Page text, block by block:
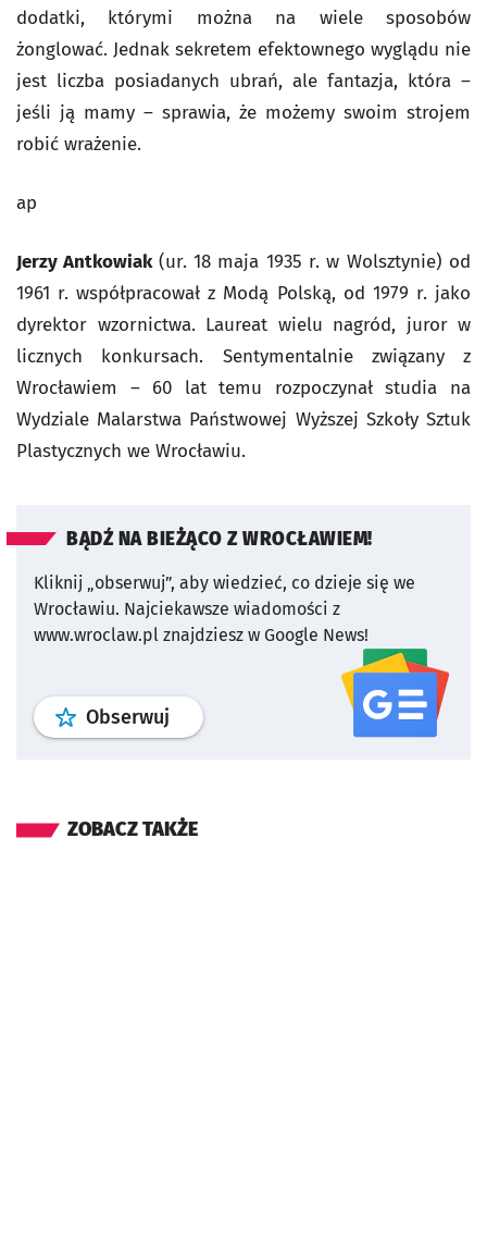
dodatki, którymi można na wiele sposobów
żonglować. Jednak sekretem efektownego wyglądu nie
jest liczba posiadanych ubrań, ale fantazja, która –
jeśli ją mamy – sprawia, że możemy swoim strojem
robić wrażenie.
ap
Jerzy Antkowiak (ur. 18 maja 1935 r. w Wolsztynie) od
1961 r. współpracował z Modą Polską, od 1979 r. jako
dyrektor wzornictwa. Laureat wielu nagród, juror w
licznych konkursach. Sentymentalnie związany z
Wrocławiem – 60 lat temu rozpoczynał studia na
Wydziale Malarstwa Państwowej Wyższej Szkoły Sztuk
Plastycznych we Wrocławiu.
BĄDŹ NA BIEŻĄCO Z WROCŁAWIEM!
Kliknij „obserwuj”, aby wiedzieć, co dzieje się we
Wrocławiu. Najciekawsze wiadomości z
www.wroclaw.pl znajdziesz w Google News!
Obserwuj profil serwisu
ZOBACZ TAKŻE